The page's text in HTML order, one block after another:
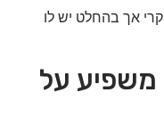
יש לו
על